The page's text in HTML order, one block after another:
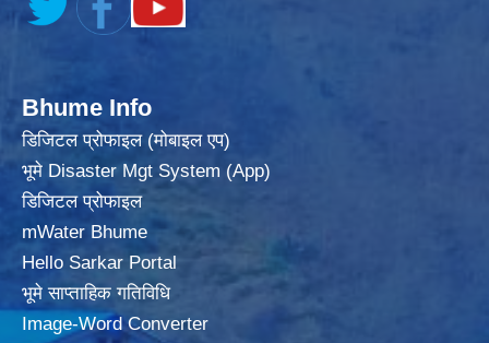
Bhume Info
डिजिटल प्रोफाइल (मोबाइल एप)
भूमे Disaster Mgt System (App)
डिजिटल प्रोफाइल
mWater Bhume
Hello Sarkar Portal
भूमे साप्ताहिक गतिविधि
Image-Word Converter